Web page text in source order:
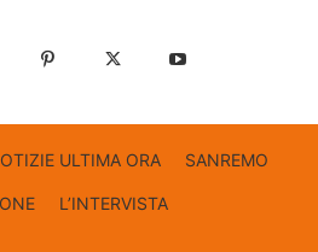
ULTIMA ORA SANREMO
L’INTERVISTA